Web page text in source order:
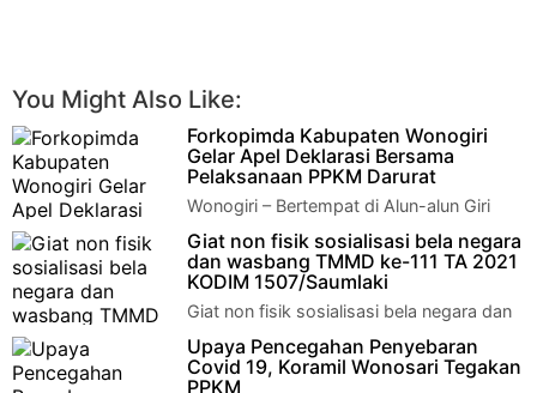
You Might Also Like:
Forkopimda Kabupaten Wonogiri
Gelar Apel Deklarasi Bersama
Pelaksanaan PPKM Darurat
Wonogiri – Bertempat di Alun-alun Giri
Krida Bhakti Kabupaten Wonogiri telah
berlangsung kegiatan Apel Deklarasi Bersam…
Giat non fisik sosialisasi bela negara
dan wasbang TMMD ke-111 TA 2021
KODIM 1507/Saumlaki
Giat non fisik sosialisasi bela negara dan
wasbang TMMD ke-111 TA 2021 KODIM
1507/Saumlaki Kormomolin – Berte…
Upaya Pencegahan Penyebaran
Covid 19, Koramil Wonosari Tegakan
PPKM